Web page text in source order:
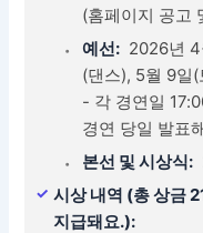
(홈페이지 공고
예선: 2026년
(댄스), 5월 9일
- 각 경연일
경연 당일 발표
본선 및 시상식:
시상 내역 (총 상금
지급돼요.):